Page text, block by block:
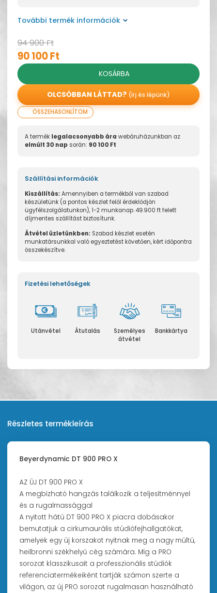
További termék információk
94 900 Ft
90 100 Ft
KOSÁRBA
OLCSÓBBAN LÁTTAD? (írj és lépünk)
ÖSSZEHASONLÍTOM
A termék legalacsonyabb ára webáruházunkban az
elmúlt 30 nap során: 90 100 Ft
Szállítási információk
Kiszállítás: Amennyiben a termékből van szabad
készületünk (a pontos készlet felől érdeklődjön
ügyfélszolgálatunkon), 1-2 munkanap. 49.900 ft felett
díjmentes szállítást biztosítunk.
Átvétel üzletünkben: Szabad készlet esetén
munkatársunkkal való egyeztetést követően, kért időpontra
összekészítve.
Fizetési lehetőségek
Utánvétel Átutalás
Személyes
átvétel
Bankkártya
Részletes termékleírás
Beyerdynamic DT 900 PRO X
AZ ÚJ DT 900 PRO X
A megbízható hangzás találkozik a teljesítménnyel
és a rugalmassággal
A nyitott hátú DT 900 PRO X piacra dobásakor
bemutatjuk a cirkumaurális stúdiófejhallgatókat,
amelyek egy új korszakot nyitnak meg a nagy múltú,
heilbronni székhelyű cég számára. Míg a PRO
sorozat klasszikusait a professzionális stúdiók
referenciatermékeiként tartják számon szerte a
világon, az új PRO sorozat rugalmasan használható